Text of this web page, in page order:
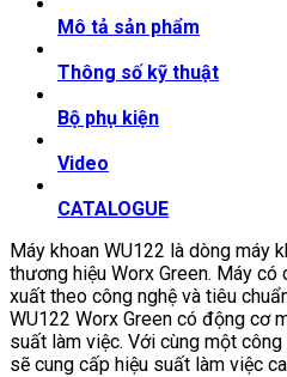
Mô tả sản phẩm
Thông số kỹ thuật
Bộ phụ kiện
Video
CATALOGUE
Máy khoan WU122 là dòng máy
thương hiệu Worx Green. Máy
xuất theo công nghệ và tiêu
WU122 Worx Green có động cơ
suất làm việc. Với cùng một
sẽ cung cấp hiệu suất làm việc